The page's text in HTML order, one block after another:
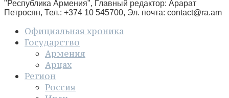
"Республика Армения", Главный редактор: Арарат
Петросян, Тел.: +374 10 545700, Эл. почта: contact@ra.am
Официальная хроника
Государство
Армения
Арцах
Регион
Россия